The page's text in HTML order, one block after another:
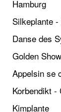
Hamburg
Silkeplante
Danse des
Golden
Appelsin se
Korbendikt -
Kimplante